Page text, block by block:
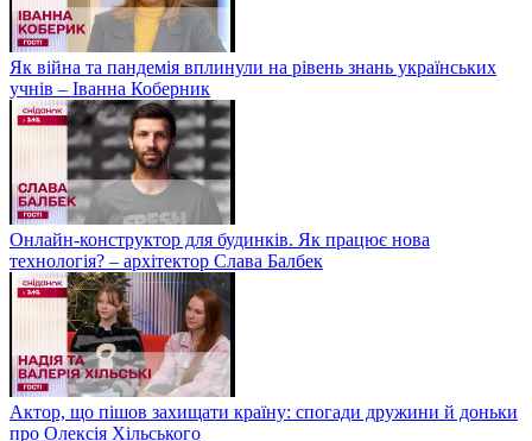
Як війна та пандемія вплинули на рівень знань українських
учнів – Іванна Коберник
Онлайн-конструктор для будинків. Як працює нова
технологія? – архітектор Слава Балбек
Актор, що пішов захищати країну: спогади дружини й доньки
про Олексія Хільського